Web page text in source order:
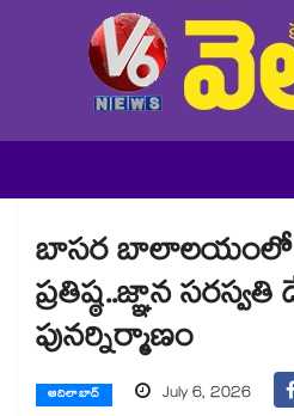
బాసర బాలాలయంలో
ప్రతిష్ఠ..జ్ఞాన
పునర్నిర్మాణం
ఆదిలాబాద్ July 6, 2026